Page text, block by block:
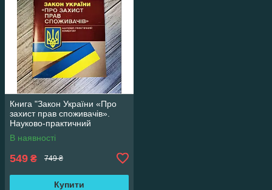
Книга "Закон України «Про
захист прав споживачів».
Науково-практичний
коментар Журавльов Д. В
В наявності
549 ₴ 749 ₴
Купити